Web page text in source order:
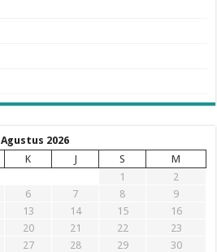
Agustus 2026
K J S
M
1
2
6 7 8
9
13 14 15
16
20 21 22
23
27 28 29
30